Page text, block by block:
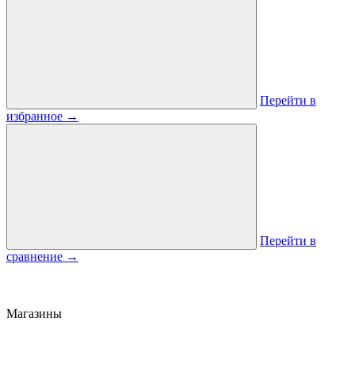
Перейти в
избранное →
Перейти в
сравнение →
Магазины